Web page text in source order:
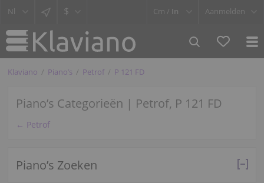
$ Cm / In Aanmelden
Klaviano Piano’s Petrof P 121 FD
Piano’s Categorieën | Petrof, P 121 FD
← Petrof
Piano’s Zoeken